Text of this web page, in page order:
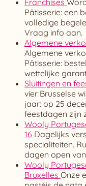
Pâtisserie: een
volledige
Vraag info aan.
Algemene
Algemene
Pâtisserie:
wettelijke
Sluitingen en
vier Brusselse
jaar: op 25
feestdagen zijn
Wooly
16 Dagelijks
specialiteiten.
dagen open
Wooly
Bruxelles Onze